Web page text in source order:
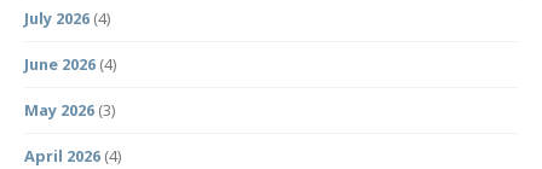
July 2026 (4)
June 2026 (4)
May 2026 (3)
April 2026 (4)